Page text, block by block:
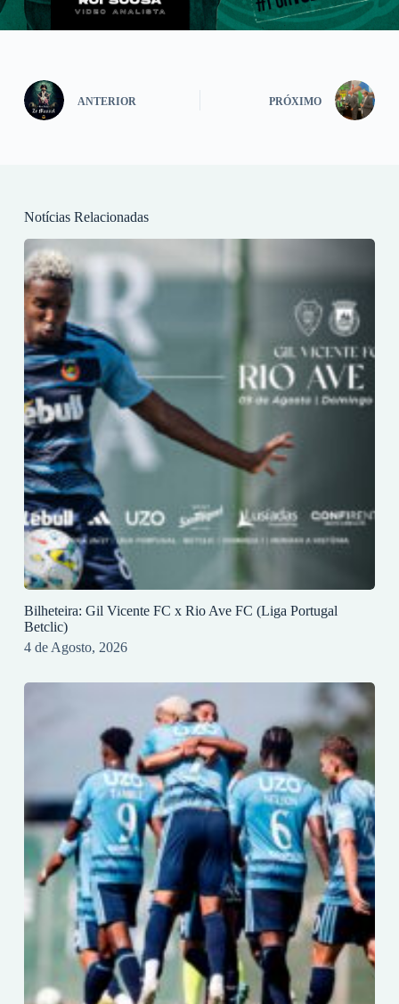
ANTERIOR PRÓXIMO
Notícias Relacionadas
Bilheteira: Gil Vicente FC x Rio Ave FC (Liga Portugal
Betclic)
4 de Agosto, 2026